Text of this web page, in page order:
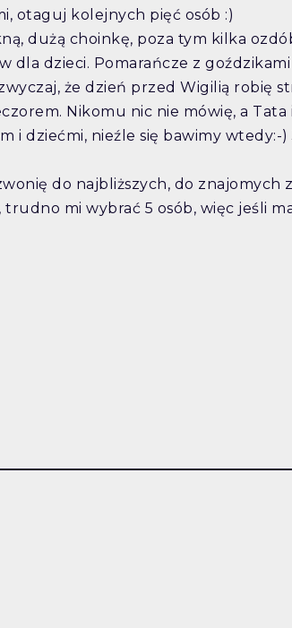
otaguj kolejnych pięć osób :)
dużą choinkę, poza tym kilka
dzieci. Pomarańcze z goździkami
że dzień przed Wigilią robię
Nikomu nic nie mówię, a
i dziećmi, nieźle się bawimy wtedy:-
do najbliższych, do znajomych
, trudno mi wybrać 5 osób, więc jeśli